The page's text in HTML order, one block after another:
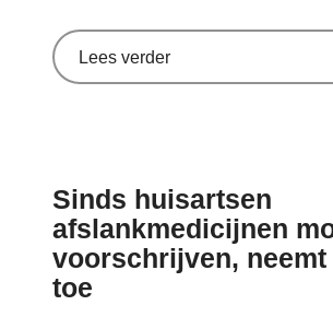
Lees verderover
Sinds huisartsen
afslankmedicijnen
voorschrijven,
toe